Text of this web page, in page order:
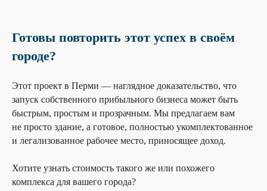
Готовы повторить этот успех в своём
городе?
Этот проект в Перми — наглядное доказательство, что
запуск собственного прибыльного бизнеса может быть
быстрым, простым и прозрачным. Мы предлагаем вам
не просто здание, а готовое, полностью укомплектованное
и легализованное рабочее место, приносящее доход.
Хотите узнать стоимость такого же или похожего
комплекса для вашего города?